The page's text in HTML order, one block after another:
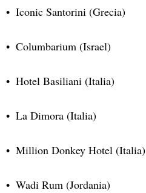
Iconic Santorini (Grecia)
Columbarium (Israel)
Hotel Basiliani (Italia)
La Dimora (Italia)
Million Donkey Hotel (Italia)
Wadi Rum (Jordania)